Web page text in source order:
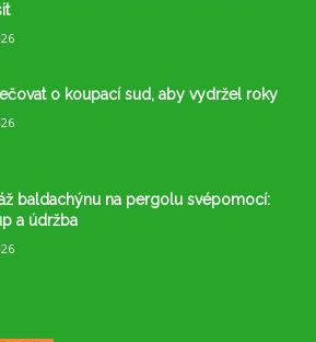
o koupací sud, aby vydržel roky
baldachýnu na pergolu svépomocí:
a údržba